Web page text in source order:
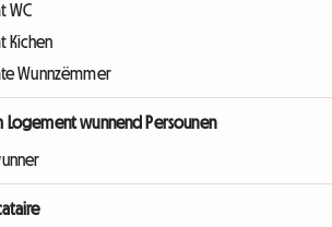
WC
Kichen
Wunnzëmmer
Logement wunnend Persounen